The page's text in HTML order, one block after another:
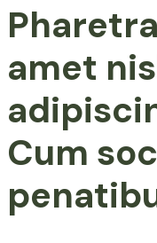
amet
Cum